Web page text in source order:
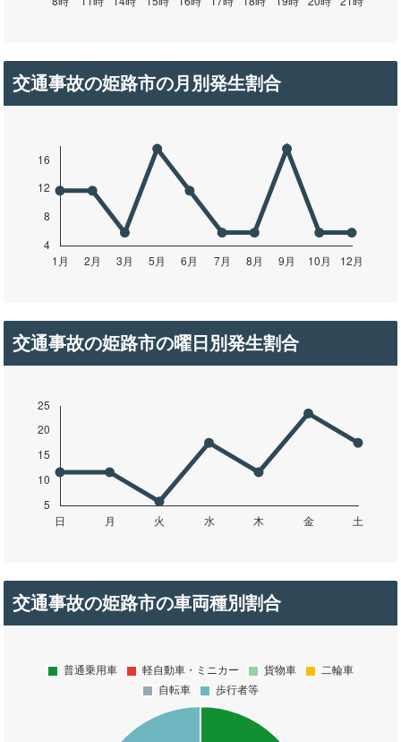
交通事故の姫路市の月別発生割合
交通事故の姫路市の曜日別発生割合
交通事故の姫路市の車両種別割合